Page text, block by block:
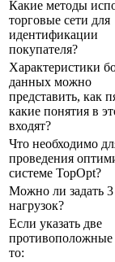
Какие методы
торговые сети для
идентификации
покупателя?
Характеристики
данных можно
представить, как
какие понятия в
входят?
Что необходимо
проведения
системе TopOpt?
Можно ли задать 3
нагрузок?
Если указать две
противоположные
то: